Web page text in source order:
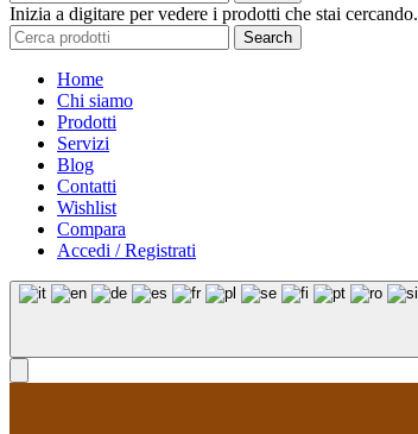
Inizia a digitare per vedere i prodotti che stai cercando.
Search
Home
Chi siamo
Prodotti
Servizi
Blog
Contatti
Wishlist
Compara
Accedi / Registrati